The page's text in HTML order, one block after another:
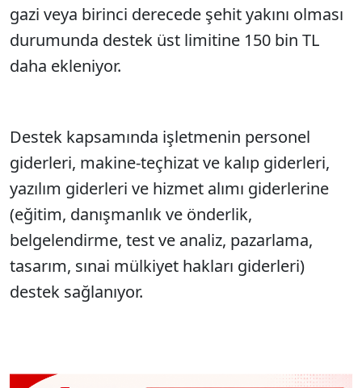
gazi veya birinci derecede şehit yakını olması
durumunda destek üst limitine 150 bin TL
daha ekleniyor.
Destek kapsamında işletmenin personel
giderleri, makine-teçhizat ve kalıp giderleri,
yazılım giderleri ve hizmet alımı giderlerine
(eğitim, danışmanlık ve önderlik,
belgelendirme, test ve analiz, pazarlama,
tasarım, sınai mülkiyet hakları giderleri)
destek sağlanıyor.